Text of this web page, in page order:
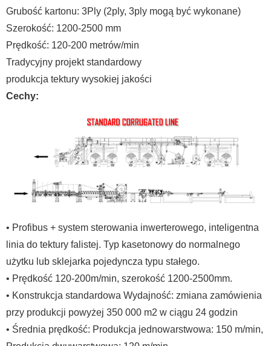
Grubość kartonu: 3Ply (2ply, 3ply mogą być wykonane)
Szerokość: 1200-2500 mm
Prędkość: 120-200 metrów/min
Tradycyjny projekt standardowy
produkcja tektury wysokiej jakości
Cechy:
• Profibus + system sterowania inwerterowego, inteligentna
linia do tektury falistej. Typ kasetonowy do normalnego
użytku lub sklejarka pojedyncza typu stałego.
• Prędkość 120-200m/min, szerokość 1200-2500mm.
• Konstrukcja standardowa Wydajność: zmiana zamówienia
przy produkcji powyżej 350 000 m2 w ciągu 24 godzin
• Średnia prędkość: Produkcja jednowarstwowa: 150 m/min,